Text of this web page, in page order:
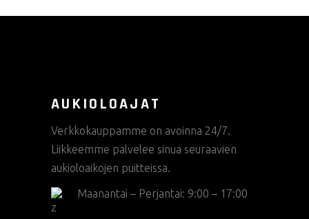
AUKIOLOAJAT
Verkkokauppamme on avoinna 24/7.
Liikkeemme palvelee sinua seuraavien
aukioloaikojen puitteissa.
Maanantai – Perjantai: 9:00 – 17:00